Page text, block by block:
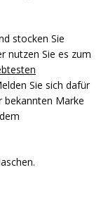
stocken Sie
nutzen Sie es zum
Sie sich dafür
bekannten Marke